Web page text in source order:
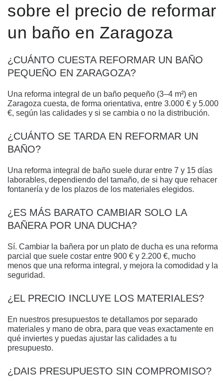
sobre el precio de reformar
un baño en Zaragoza
¿CUÁNTO CUESTA REFORMAR UN BAÑO
PEQUEÑO EN ZARAGOZA?
Una reforma integral de un baño pequeño (3–4 m²) en
Zaragoza cuesta, de forma orientativa, entre 3.000 € y 5.000
€, según las calidades y si se cambia o no la distribución.
¿CUÁNTO SE TARDA EN REFORMAR UN
BAÑO?
Una reforma integral de baño suele durar entre 7 y 15 días
laborables, dependiendo del tamaño, de si hay que rehacer
fontanería y de los plazos de los materiales elegidos.
¿ES MÁS BARATO CAMBIAR SOLO LA
BAÑERA POR UNA DUCHA?
Sí. Cambiar la bañera por un plato de ducha es una reforma
parcial que suele costar entre 900 € y 2.200 €, mucho
menos que una reforma integral, y mejora la comodidad y la
seguridad.
¿EL PRECIO INCLUYE LOS MATERIALES?
En nuestros presupuestos te detallamos por separado
materiales y mano de obra, para que veas exactamente en
qué inviertes y puedas ajustar las calidades a tu
presupuesto.
¿DAIS PRESUPUESTO SIN COMPROMISO?